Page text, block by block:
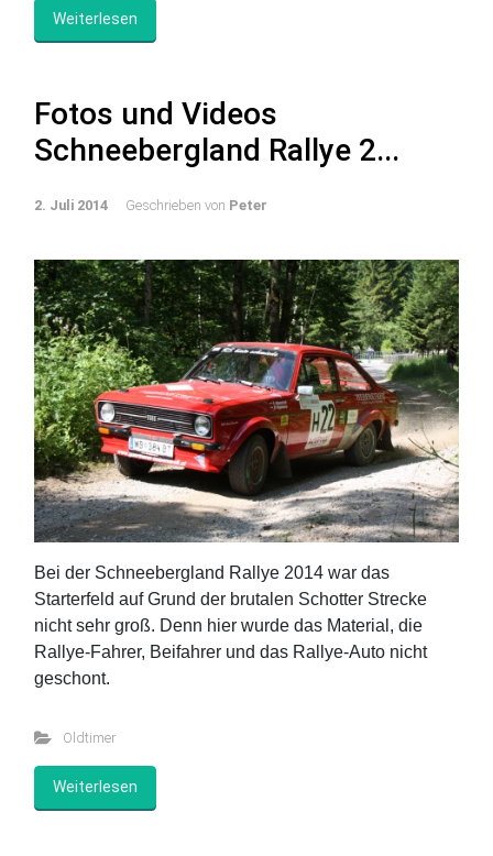
Weiterlesen
Fotos und Videos
Schneebergland Rallye 2...
2. Juli 2014 Geschrieben von Peter
Bei der Schneebergland Rallye 2014 war das
Starterfeld auf Grund der brutalen Schotter Strecke
nicht sehr groß. Denn hier wurde das Material, die
Rallye-Fahrer, Beifahrer und das Rallye-Auto nicht
geschont.
Oldtimer
Weiterlesen